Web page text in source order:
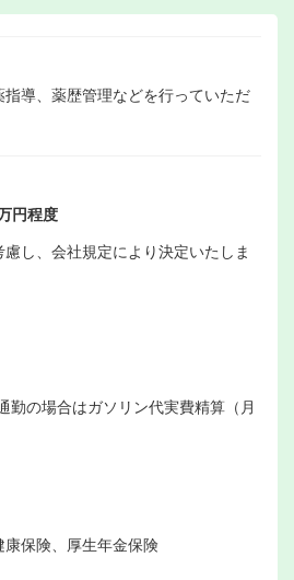
導、薬歴管理などを行っていただ
円程度
し、会社規定により決定いたしま
勤の場合はガソリン代実費精算（月
康保険、厚生年金保険